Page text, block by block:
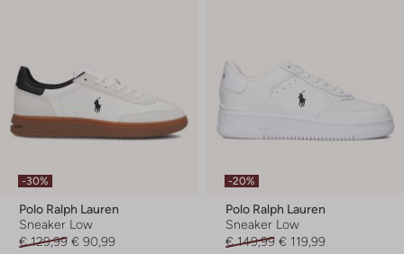
-30%
Polo Ralph Lauren
Sneaker Low
€ 129,99 € 90,99
-20%
Polo Ralph Lauren
Sneaker Low
€ 149,99 € 119,99